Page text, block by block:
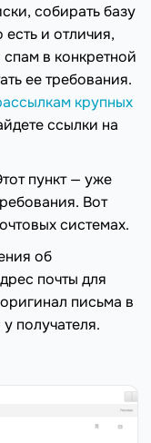
собирать базу
и отличия,
в конкретной
ее требования.
крупных
ссылки на
пункт — уже
Вот
системах.
об
почты для
письма в
получателя.